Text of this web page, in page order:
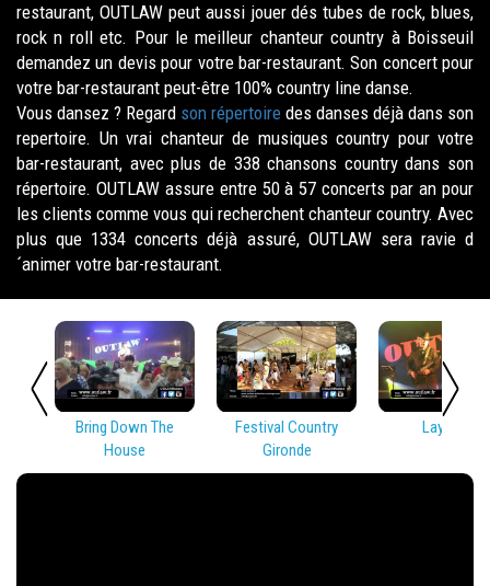
restaurant, OUTLAW peut aussi jouer dés tubes de rock, blues,
rock n roll etc. Pour le meilleur chanteur country à Boisseuil
demandez un devis pour votre bar-restaurant. Son concert pour
votre bar-restaurant peut-être 100% country line danse.
Vous dansez ? Regard son répertoire des danses déjà dans son
repertoire. Un vrai chanteur de musiques country pour votre
bar-restaurant, avec plus de 338 chansons country dans son
répertoire. OUTLAW assure entre 50 à 57 concerts par an pour
les clients comme vous qui recherchent chanteur country. Avec
plus que 1334 concerts déjà assuré, OUTLAW sera ravie d
´animer votre bar-restaurant.
Bring Down The
House
Festival Country
Gironde
Lay Low